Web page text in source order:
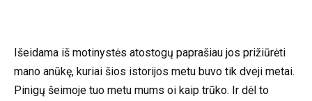
Išeidama iš motinystės atostogų paprašiau jos prižiūrėti
mano anūkę, kuriai šios istorijos metu buvo tik dveji metai.
Pinigų šeimoje tuo metu mums oi kaip trūko. Ir dėl to